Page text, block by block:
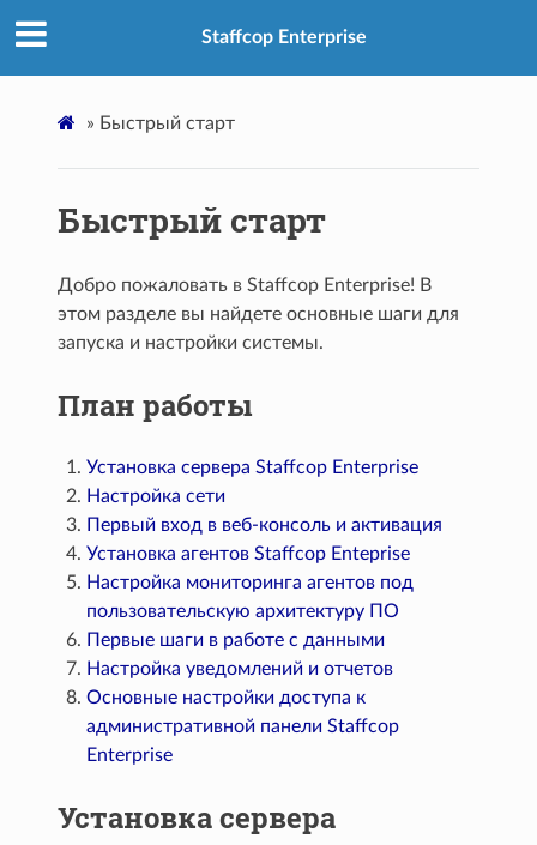
Staffcop Enterprise
» Быстрый старт
Быстрый старт
Добро пожаловать в Staffcop Enterprise! В
этом разделе вы найдете основные шаги для
запуска и настройки системы.
План работы
Установка сервера Staffcop Enterprise
Настройка сети
Первый вход в веб-консоль и активация
Установка агентов Staffcop Enteprise
Настройка мониторинга агентов под
пользовательскую архитектуру ПО
Первые шаги в работе с данными
Настройка уведомлений и отчетов
Основные настройки доступа к
административной панели Staffcop
Enterprise
Установка сервера